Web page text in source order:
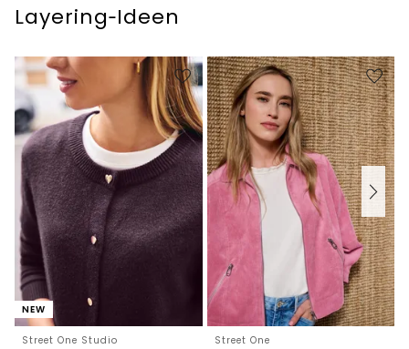
Layering‑Ideen
NEW
Street One Studio Street One